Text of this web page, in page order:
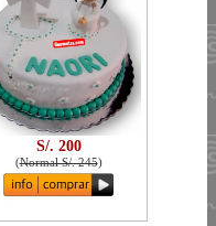
S/. 200
(Normal S/. 245)